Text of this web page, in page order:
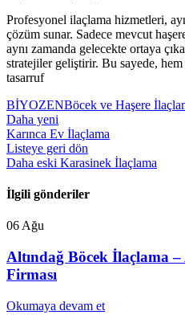
Profesyonel ilaçlama hizmetleri,
çözüm sunar. Sadece mevcut
aynı zamanda gelecekte ortaya
stratejiler geliştirir. Bu sayede,
tasarruf
BİYOZENBöcek ve Haşere
Daha yeni
Karınca Ev İlaçlama
Listeye geri dön
Daha eski Karasinek İlaçlama
İlgili gönderiler
06Ağu
Altındağ Böcek İlaçlama
Firması
Okumaya devam et